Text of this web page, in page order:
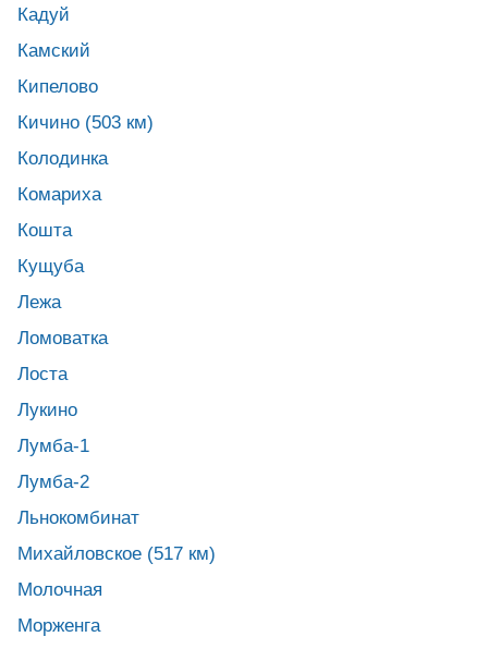
Кадуй
Камский
Кипелово
Кичино (503 км)
Колодинка
Комариха
Кошта
Кущуба
Лежа
Ломоватка
Лоста
Лукино
Лумба-1
Лумба-2
Льнокомбинат
Михайловское (517 км)
Молочная
Морженга